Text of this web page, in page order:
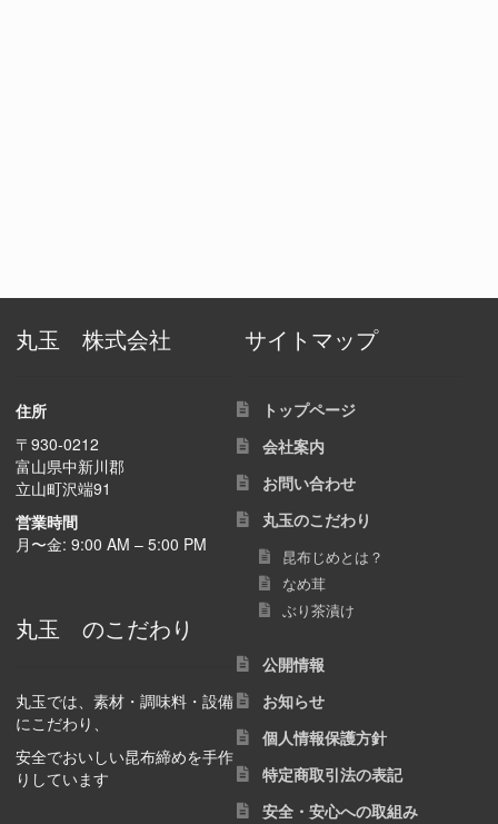
丸玉 株式会社
住所
〒930-0212
富山県中新川郡
立山町沢端91
営業時間
月〜金: 9:00 AM – 5:00 PM
丸玉 のこだわり
丸玉では、素材・調味料・設備
にこだわり、
安全でおいしい昆布締めを手作
りしています
サイトマップ
トップページ
会社案内
お問い合わせ
丸玉のこだわり
昆布じめとは？
なめ茸
ぶり茶漬け
公開情報
お知らせ
個人情報保護方針
特定商取引法の表記
安全・安心への取組み